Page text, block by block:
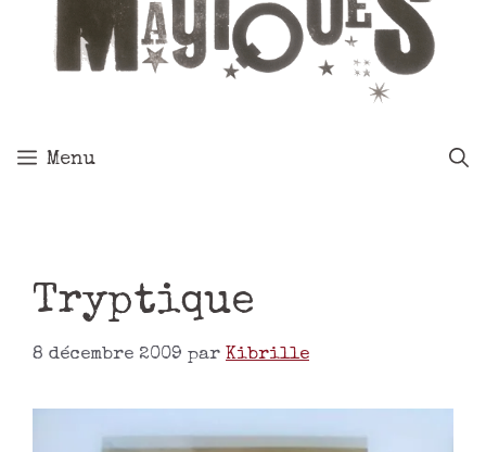
Menu
Tryptique
8 décembre 2009 par Kibrille